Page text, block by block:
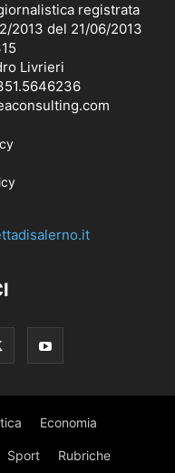
registrata
2013 del 21/06/2013
Livrieri
Economia
Sport Rubriche